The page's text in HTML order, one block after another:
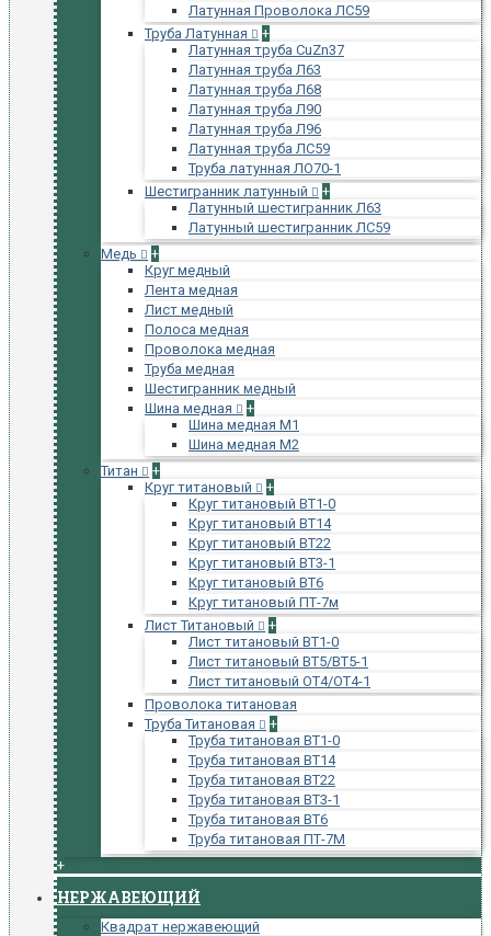
Латунная Проволока ЛС59
Труба Латунная
+
Латунная труба CuZn37
Латунная труба Л63
Латунная труба Л68
Латунная труба Л90
Латунная труба Л96
Латунная труба ЛС59
Труба латунная ЛО70-1
Шестигранник латунный
+
Латунный шестигранник Л63
Латунный шестигранник ЛС59
Медь
+
Круг медный
Лента медная
Лист медный
Полоса медная
Проволока медная
Труба медная
Шестигранник медный
Шина медная
+
Шина медная М1
Шина медная М2
Титан
+
Круг титановый
+
Круг титановый ВТ1-0
Круг титановый ВТ14
Круг титановый ВТ22
Круг титановый ВТ3-1
Круг титановый ВТ6
Круг титановый ПТ-7м
Лист Титановый
+
Лист титановый ВТ1-0
Лист титановый ВТ5/ВТ5-1
Лист титановый ОТ4/ОТ4-1
Проволока титановая
Труба Титановая
+
Труба титановая ВТ1-0
Труба титановая ВТ14
Труба титановая ВТ22
Труба титановая ВТ3-1
Труба титановая ВТ6
Труба титановая ПТ-7М
+
НЕРЖАВЕЮЩИЙ
Квадрат нержавеющий